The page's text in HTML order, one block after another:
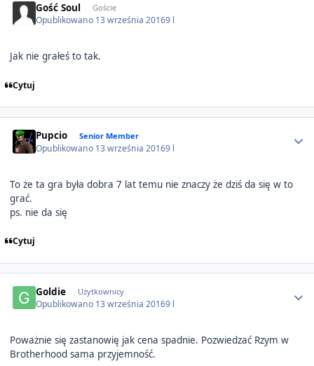
Gość Soul Goście
Opublikowano 13 września 20169 l
Jak nie grałeś to tak.
Cytuj
Pupcio Senior Member
Opublikowano 13 września 20169 l
To że ta gra była dobra 7 lat temu nie znaczy że dziś da się w to
grać.
ps. nie da się
Cytuj
Goldie Użytkownicy
Opublikowano 13 września 20169 l
Poważnie się zastanowię jak cena spadnie. Pozwiedzać Rzym w
Brotherhood sama przyjemność.